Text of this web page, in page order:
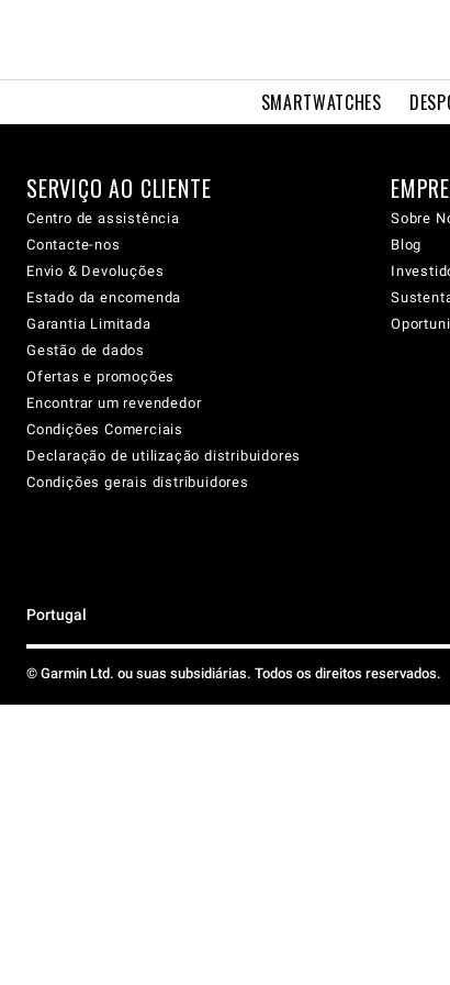
SMARTWATCHES
SERVIÇO AO CLIENTE
Centro de assistência
Contacte-nos
Envio & Devoluções
Estado da encomenda
Garantia Limitada
Gestão de dados
Ofertas e promoções
Encontrar um revendedor
Condições Comerciais
Declaração de utilização distribuidores
Condições gerais distribuidores
Sobre
Blog
Portugal
© Garmin Ltd. ou suas subsidiárias. Todos os direitos reservados.